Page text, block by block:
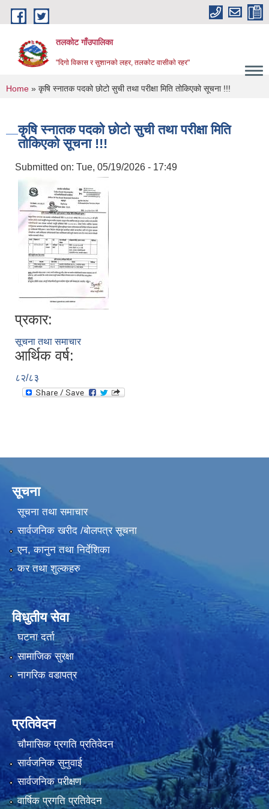
Skip to main content
तलकोट गाँउपालिका
"दिगाे विकास र सुशानकाे लहर, तलकाेट वासीकाे रहर"
You are here
Home » कृषि स्नातक पदको छोटो सुची तथा परीक्षा मिति तोकिएको सूचना !!!
कृषि स्नातक पदको छोटो सुची तथा परीक्षा मिति
तोकिएको सूचना !!!
Submitted on: Tue, 05/19/2026 - 17:49
प्रकार:
सूचना तथा समाचार
आर्थिक वर्ष:
८२/८३
सूचना
सूचना तथा समाचार
सार्वजनिक खरीद /बोलपत्र सूचना
एन, कानुन तथा निर्देशिका
कर तथा शुल्कहरु
विधुतीय सेवा
घटना दर्ता
सामाजिक सुरक्षा
नागरिक वडापत्र
प्रतिवेदन
चौमासिक प्रगति प्रतिवेदन
सार्वजनिक सुनुवाई
सार्वजनिक परीक्षण
वार्षिक प्रगति प्रतिवेदन